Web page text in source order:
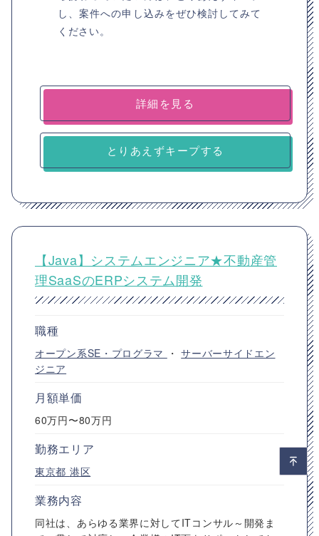
し、案件への申し込みをぜひ検討してみて
ください。
詳細を見る
とりあえずキープする
【Java】システムエンジニア★不動産管
理SaaSのERPシステム開発
職種
オープン系SE・プログラマ ・サーバーサイドエン
ジニア
月額単価
60万円〜80万円
勤務エリア
東京都 港区
業務内容
同社は、あらゆる業界に対してITコンサル～開発ま